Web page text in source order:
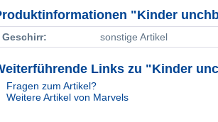
"Kinder
Geschirr: sonstige Artikel
Links zu "Kinder
Fragen zum Artikel?
Weitere Artikel von Marvels